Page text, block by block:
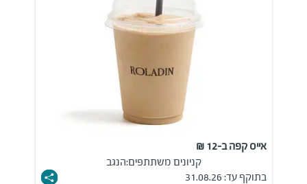
אייס קפה ב-12 ₪
קניונים משתתפים:הנגב
בתוקף עד: 31.08.26